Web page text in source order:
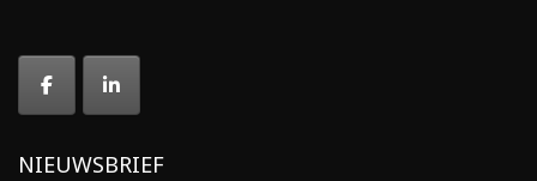
NIEUWSBRIEF